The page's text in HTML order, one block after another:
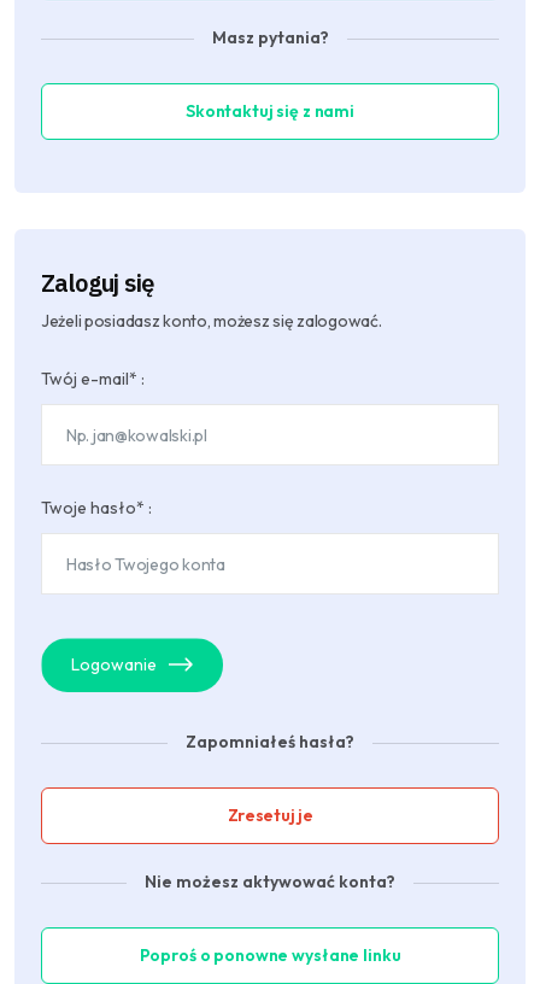
Masz pytania?
Skontaktuj się z nami
Zaloguj się
Jeżeli posiadasz konto, możesz się zalogować.
Twój e-mail* :
Twoje hasło* :
Logowanie
Zapomniałeś hasła?
Zresetuj je
Nie możesz aktywować konta?
Poproś o ponowne wysłane linku